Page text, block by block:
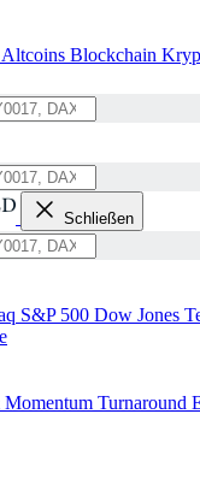
Blockchain
Schließen
S&P 500 Dow Jones
Turnaround